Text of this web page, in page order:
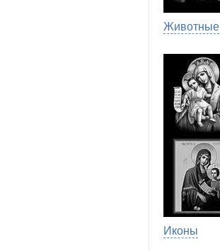
Животные
Иконы